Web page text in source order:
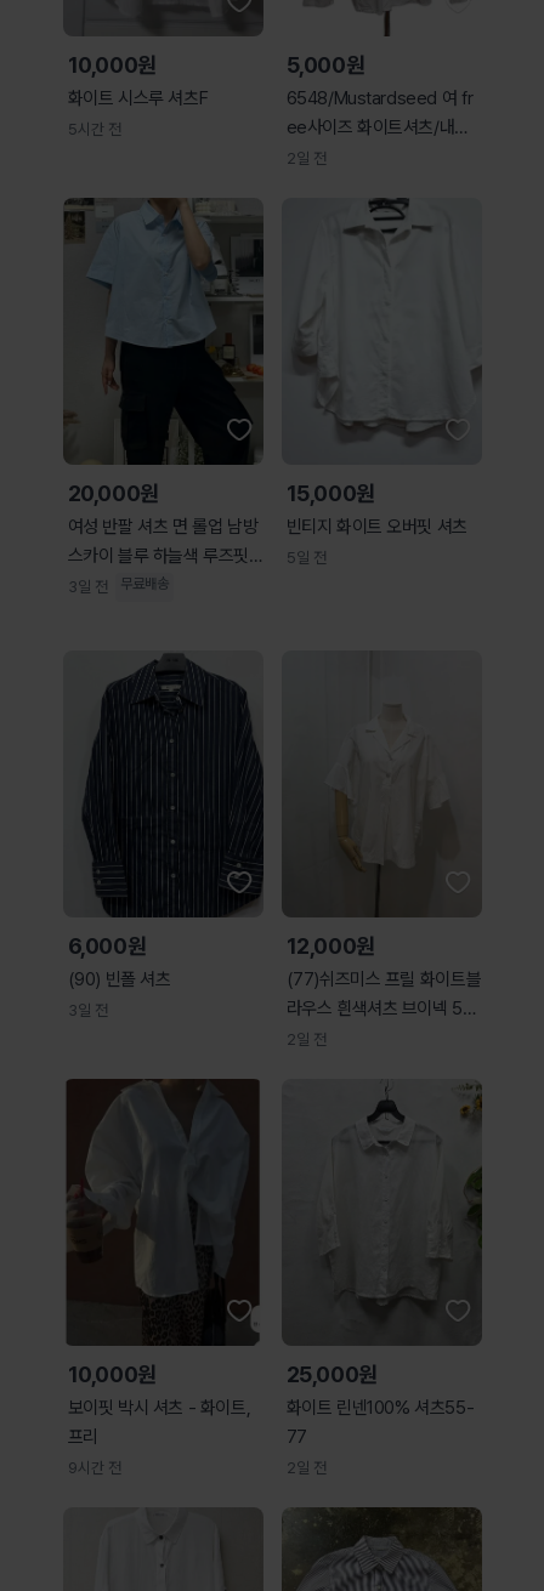
10,000원
화이트 시스루 셔츠F
5시간 전
5,000원
6548/Mustardseed 여 fr
ee사이즈 화이트셔츠/내옷
방
2일 전
20,000원
여성 반팔 셔츠 면 롤업 남방
스카이 블루 하늘색 루즈핏
오버핏
3일 전 무료배송
15,000원
빈티지 화이트 오버핏 셔츠
5일 전
6,000원
(90) 빈폴 셔츠
3일 전
12,000원
(77)쉬즈미스 프릴 화이트블
라우스 흰색셔츠 브이넥 50
04
2일 전
10,000원
보이핏 박시 셔츠 - 화이트,
프리
9시간 전
25,000원
화이트 린넨100% 셔츠55-
77
2일 전